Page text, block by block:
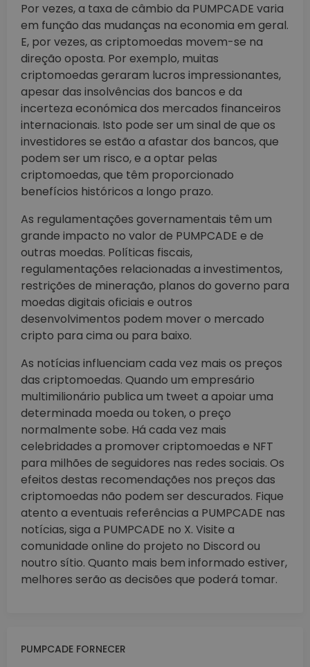
Por vezes, a taxa de câmbio da PUMPCADE varia
em função das mudanças na economia em geral.
E, por vezes, as criptomoedas movem-se na
direção oposta. Por exemplo, muitas
criptomoedas geraram lucros impressionantes,
apesar das insolvências dos bancos e da
incerteza económica dos mercados financeiros
internacionais. Isto pode ser um sinal de que os
investidores se estão a afastar dos bancos, que
podem ser um risco, e a optar pelas
criptomoedas, que têm proporcionado
benefícios históricos a longo prazo.
As regulamentações governamentais têm um
grande impacto no valor de PUMPCADE e de
outras moedas. Políticas fiscais,
regulamentações relacionadas a investimentos,
restrições de mineração, planos do governo para
moedas digitais oficiais e outros
desenvolvimentos podem mover o mercado
cripto para cima ou para baixo.
As notícias influenciam cada vez mais os preços
das criptomoedas. Quando um empresário
multimilionário publica um tweet a apoiar uma
determinada moeda ou token, o preço
normalmente sobe. Há cada vez mais
celebridades a promover criptomoedas e NFT
para milhões de seguidores nas redes sociais. Os
efeitos destas recomendações nos preços das
criptomoedas não podem ser descurados. Fique
atento a eventuais referências a PUMPCADE nas
notícias, siga a PUMPCADE no X. Visite a
comunidade online do projeto no Discord ou
noutro sítio. Quanto mais bem informado estiver,
melhores serão as decisões que poderá tomar.
PUMPCADE FORNECER